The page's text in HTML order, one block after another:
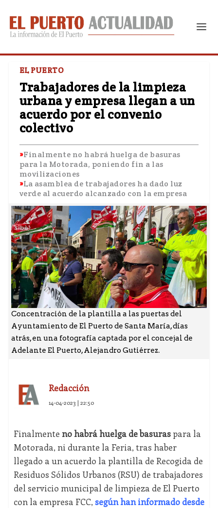
EL PUERTO
Trabajadores de la limpieza
urbana y empresa llegan a un
acuerdo por el convenio
colectivo
Finalmente no habrá huelga de basuras
para la Motorada, poniendo fin a las
movilizaciones
La asamblea de trabajadores ha dado luz
verde al acuerdo alcanzado con la empresa
Concentración de la plantilla a las puertas del
Ayuntamiento de El Puerto de Santa María, días
atrás, en una fotografía captada por el concejal de
Adelante El Puerto, Alejandro Gutiérrez.
Redacción
14-04-2023 | 22:50
Finalmente no habrá huelga de basuraspara la
Motorada, ni durante la Feria, tras haber
llegado a un acuerdo la plantilla de Recogida de
Residuos Sólidos Urbanos (RSU) de trabajadores
del servicio municipal de limpieza de El Puerto
con la empresa FCC, según han informado desde